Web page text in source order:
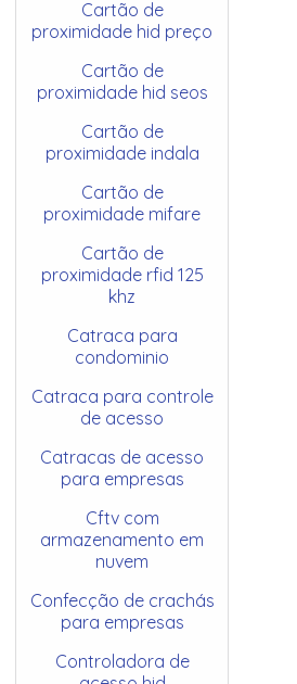
Cartão de
proximidade hid preço
Cartão de
proximidade hid seos
Cartão de
proximidade indala
Cartão de
proximidade mifare
Cartão de
proximidade rfid 125
khz
Catraca para
condominio
Catraca para controle
de acesso
Catracas de acesso
para empresas
Cftv com
armazenamento em
nuvem
Confecção de crachás
para empresas
Controladora de